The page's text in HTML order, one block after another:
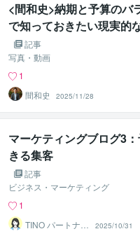
<間和史>納期と予算のバ
で知っておきたい現実的
記事
写真・動画
1
間和史
2025/11/28
マーケティングブログ3
きる集客
記事
ビジネス・マーケティング
1
TINO パートナー
2025/10/31